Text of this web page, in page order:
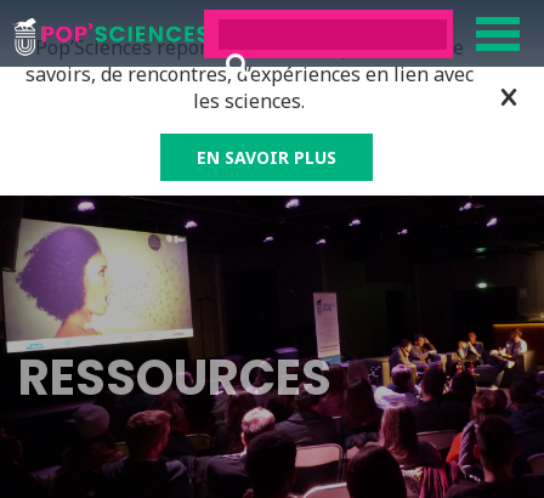
Pop’Sciences répond à tous ceux qui ont soif de
savoirs, de rencontres, d’expériences en lien avec
les sciences.
EN SAVOIR PLUS
RESSOURCES